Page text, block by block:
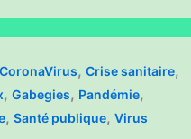
CoronaVirus, Crise sanitaire,
, Gabegies, Pandémie,
, Santé publique, Virus